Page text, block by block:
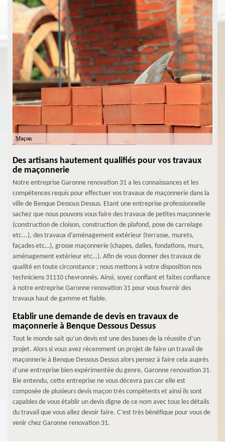
Des artisans hautement qualifiés pour vos travaux
de maçonnerie
Notre entreprise Garonne renovation 31 a les connaissances et les
compétences requis pour effectuer vos travaux de maçonnerie dans la
ville de Benque Dessous Dessus. Etant une entreprise professionnelle
sachez que nous pouvons vous faire des travaux de petites maçonnerie
(construction de cloison, construction de plafond, pose de carrelage
etc...), des travaux d’aménagement extérieur (terrasse, murets,
façades etc…), grosse maçonnerie (chapes, dalles, fondations, murs,
aménagement extérieur etc…). Afin de vous donner des travaux de
qualité en toute circonstance ; nous mettons à votre disposition nos
techniciens 31110 chevronnés. Ainsi, soyez confiant et faites confiance
à notre entreprise Garonne renovation 31 pour vous fournir des
travaux haut de gamme et fiable.
Etablir une demande de devis en travaux de
maçonnerie à Benque Dessous Dessus
Tout le monde sait qu’un devis est une des bases de la réussite d’un
projet. Alors si vous avez récemment un projet de faire un travail de
maçonnerie à Benque Dessous Dessus alors pensez à faire cela auprès
d’une entreprise bien expérimentée du genre, Garonne renovation 31.
Bie entendu, cette entreprise ne vous décevra pas car elle est
composée de plusieurs devis maçon très compétents et ainsi ils sont
capables de vous établir un devis digne de ce nom avec tous les détails
du travail que vous allez devoir faire. C’est très bénéfique pour vous de
venir chez Garonne renovation 31.